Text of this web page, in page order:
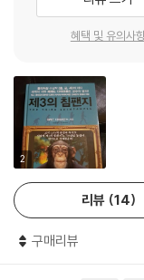
농업의 시작으로 식량
회적·성적으로 커다란
--- pp.276-277
주 · 흡연 등 해로운 화
하나이다. 왜 인간은 해
이는 과시 행동이라는 자
질 남용으로 수명을 단
나아가는 인간만이 갖는
인류가 직면해 있는 생존
저자는 인류 진화와 문명
경파괴와 대량 학살, 핵
혜택 및 유의사
2
리뷰 14
구매리뷰